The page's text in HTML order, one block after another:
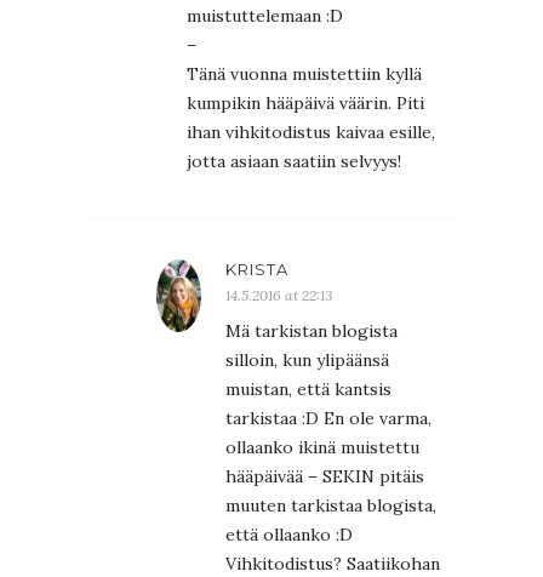
muistuttelemaan :D
–
Tänä vuonna muistettiin kyllä
kumpikin hääpäivä väärin. Piti
ihan vihkitodistus kaivaa esille,
jotta asiaan saatiin selvyys!
KRISTA
14.5.2016 at 22:13
Mä tarkistan blogista
silloin, kun ylipäänsä
muistan, että kantsis
tarkistaa :D En ole varma,
ollaanko ikinä muistettu
hääpäivää – SEKIN pitäis
muuten tarkistaa blogista,
että ollaanko :D
Vihkitodistus? Saatiikohan